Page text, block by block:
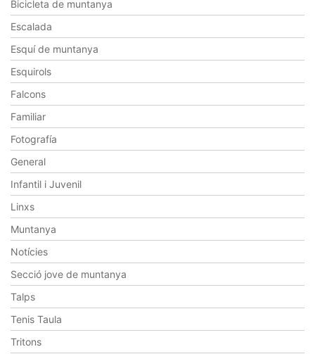
Bicicleta de muntanya
Escalada
Esquí de muntanya
Esquirols
Falcons
Familiar
Fotografía
General
Infantil i Juvenil
Linxs
Muntanya
Notícies
Secció jove de muntanya
Talps
Tenis Taula
Tritons